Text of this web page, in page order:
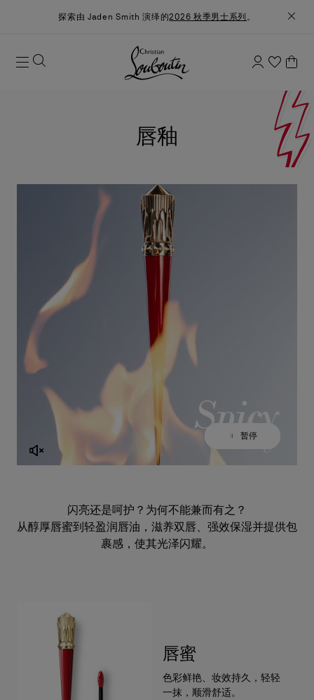
探索由 Jaden Smith 演绎的2026 秋季男士系列 。
唇釉
播放
暂停
闪亮还是呵护？为何不能兼而有之？
从醇厚唇蜜到轻盈润唇油，滋养双唇、强效保湿并提供包
裹感，使其光泽闪耀。
唇蜜
色彩鲜艳、妆效持久，轻轻
一抹，顺滑舒适。